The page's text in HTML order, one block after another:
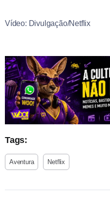
Vídeo: Divulgação/Netflix
Tags:
Aventura Netflix